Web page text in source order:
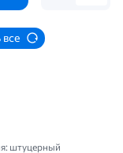
штуцерный